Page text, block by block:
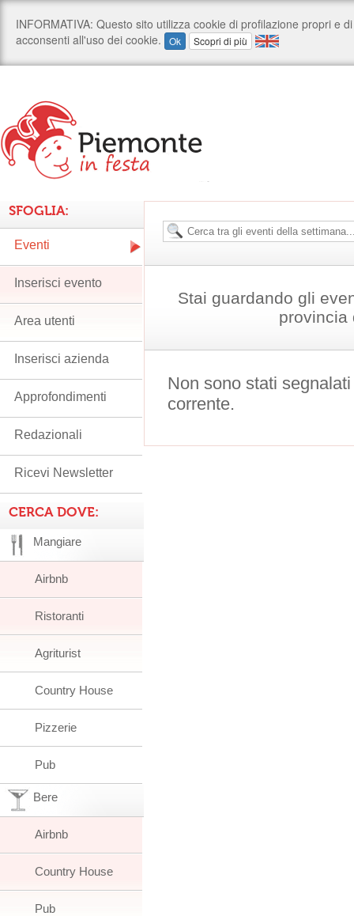
Stai guardando gli
provincia
Non sono stati
corrente.
SFOGLIA:
Eventi
Inserisci evento
Area utenti
Inserisci azienda
Approfondimenti
Redazionali
Ricevi Newsletter
CERCA DOVE:
Mangiare
Airbnb
Ristoranti
Agriturist
Country House
Pizzerie
Pub
Bere
Airbnb
Country House
Pub